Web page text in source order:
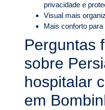
privacidade e
Visual mais
Mais conforto
Perguntas
sobre
hospitalar
em